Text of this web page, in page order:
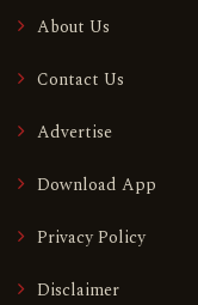
About Us
Contact Us
Advertise
Download App
Privacy Policy
Disclaimer